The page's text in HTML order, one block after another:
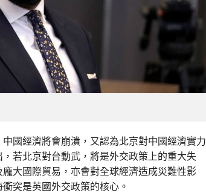
國經濟將會崩潰，又認為北京對中國經濟實力
若北京對台動武，將是外交政策上的重大失
大國際貿易，亦會對全球經濟造成災難性影
突是英國外交政策的核心。